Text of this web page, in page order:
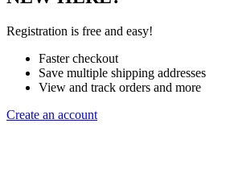
Registration is free and easy!
Faster checkout
Save multiple shipping addresses
View and track orders and more
Create an account